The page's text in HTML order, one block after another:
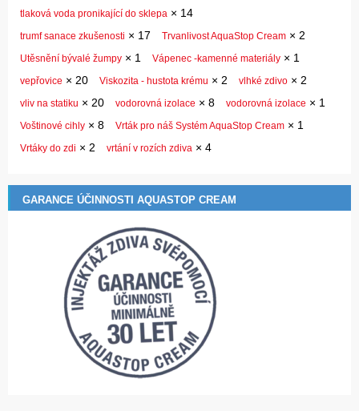
tlaková voda pronikající do sklepa × 14
trumf sanace zkušenosti × 17 Trvanlivost AquaStop Cream × 2
Utěsnění bývalé žumpy × 1 Vápenec -kamenné materiály × 1
vepřovice × 20 Viskozita - hustota krému × 2 vlhké zdivo × 2
vliv na statiku × 20 vodorovná izolace × 8 vodorovná izolace × 1
Voštinové cihly × 8 Vrták pro náš Systém AquaStop Cream × 1
Vrtáky do zdi × 2 vrtání v rozích zdiva × 4
GARANCE ÚČINNOSTI AQUASTOP CREAM